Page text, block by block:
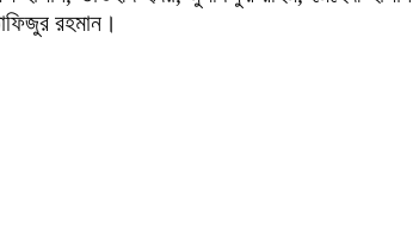
রহমান।